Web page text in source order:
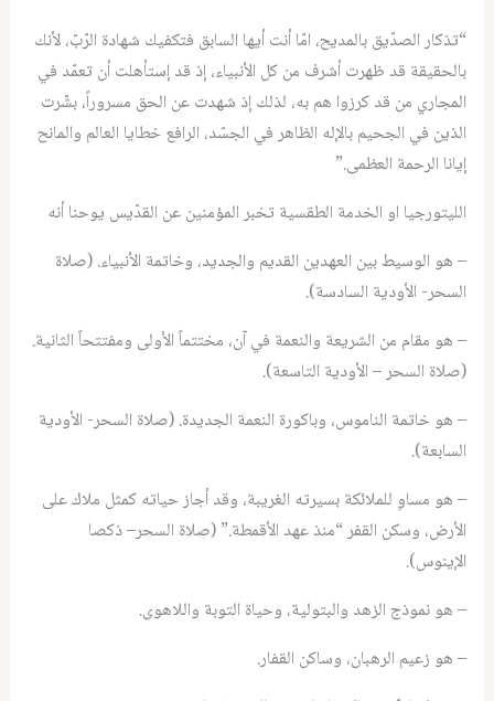
“تذكار الصدّيق بالمديح، امّا أنت أيها السابق فتكفيك شهادة الرّبّ، لأنك
بالحقيقة قد ظهرت أشرف من كل الأنبياء، إذ قد إستأهلت أن تعمّد في
المجاري من قد كرزوا هم به، لذلك إذ شهدت عن الحق مسروراً، بشّرت
الذين في الجحيم بالإله الظاهر في الجسّد، الرافع خطايا العالم والمانح
إيانا الرحمة العظمى.”
الليتورجيا او الخدمة الطقسية تخبر المؤمنين عن القدّيس يوحنا أنه
– هو الوسيط بين العهدين القديم والجديد، وخاتمة الأنبياء. (صلاة
السحر- الأودية السادسة).
– هو مقام من الشريعة والنعمة في آن، مختتماً الأولى ومفتتحاً الثانية.
(صلاة السحر – الأودية التاسعة).
– هو خاتمة الناموس، وباكورة النعمة الجديدة. (صلاة السحر- الأودية
السابعة).
– هو مساوِ للملائكة بسيرته الغريبة، وقد أجاز حياته كمثل ملاك على
الأرض، وسكن القفر “منذ عهد الأقمطة.” (صلاة السحر– ذكصا
الإينوس).
– هو نموذج الزهد والبتولية، وحياة التوبة واللاهوى.
– هو زعيم الرهبان، وساكن القفار.